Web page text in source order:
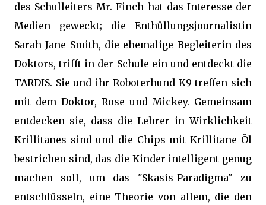
des Schulleiters Mr. Finch hat das Interesse der
Medien geweckt; die Enthüllungsjournalistin
Sarah Jane Smith, die ehemalige Begleiterin des
Doktors, trifft in der Schule ein und entdeckt die
TARDIS. Sie und ihr Roboterhund K9 treffen sich
mit dem Doktor, Rose und Mickey. Gemeinsam
entdecken sie, dass die Lehrer in Wirklichkeit
Krillitanes sind und die Chips mit Krillitane-Öl
bestrichen sind, das die Kinder intelligent genug
machen soll, um das "Skasis-Paradigma" zu
entschlüsseln, eine Theorie von allem, die den